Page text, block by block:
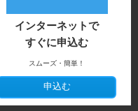
インターネットで
すぐに申込む
スムーズ・簡単！
申込む